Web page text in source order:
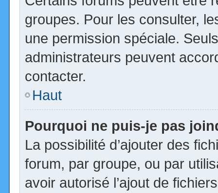
groupes. Pour les consulter,
une permission spéciale.
administrateurs peuvent
contacter.
Haut
Pourquoi ne puis-je pas
La possibilité d’ajouter des
forum, par groupe, ou par
avoir autorisé l’ajout de